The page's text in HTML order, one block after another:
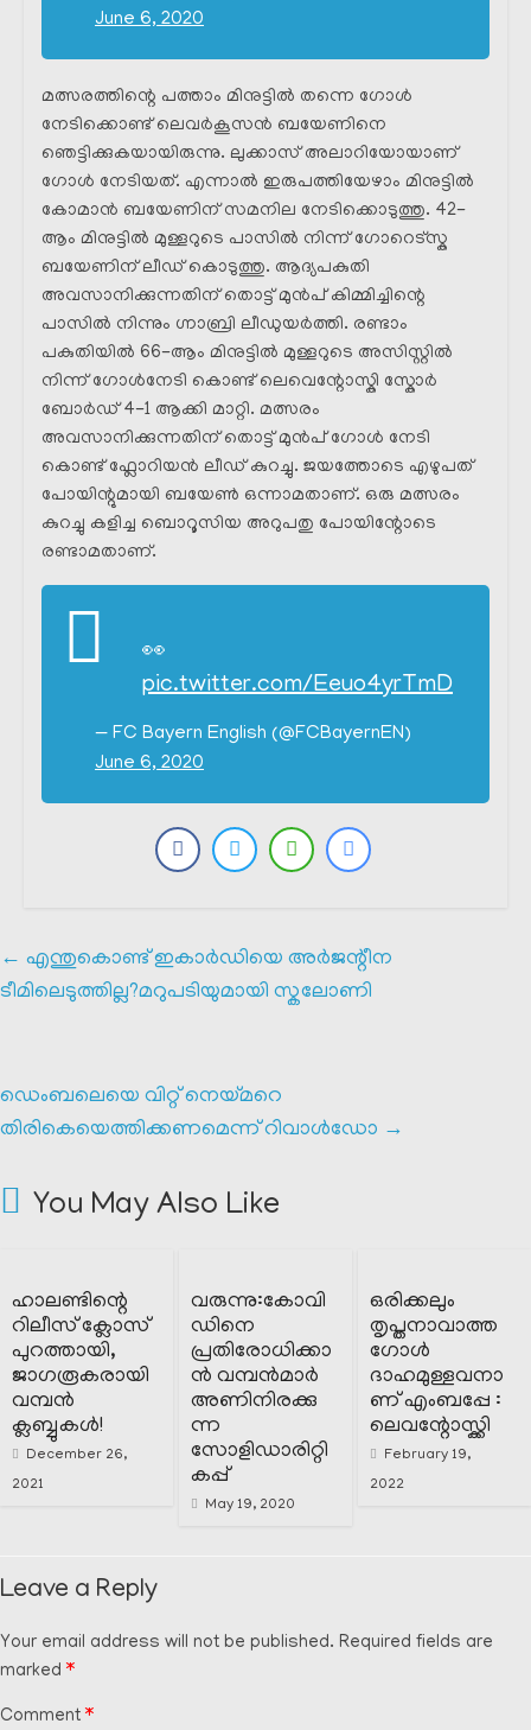
June 6, 2020
മത്സരത്തിന്റെ പത്താം മിനുട്ടിൽ തന്നെ ഗോൾ
നേടിക്കൊണ്ട് ലെവർകൂസൻ ബയേണിനെ
ഞെട്ടിക്കുകയായിരുന്നു. ലുക്കാസ് അലാറിയോയാണ്
ഗോൾ നേടിയത്. എന്നാൽ ഇരുപത്തിയേഴാം മിനുട്ടിൽ
കോമാൻ ബയേണിന് സമനില നേടിക്കൊടുത്തു. 42-
ആം മിനുട്ടിൽ മുള്ളറുടെ പാസിൽ നിന്ന് ഗോറെട്സ്ക
ബയേണിന് ലീഡ് കൊടുത്തു. ആദ്യപകുതി
അവസാനിക്കുന്നതിന് തൊട്ട് മുൻപ് കിമ്മിച്ചിന്റെ
പാസിൽ നിന്നും ഗ്നാബ്രി ലീഡുയർത്തി. രണ്ടാം
പകുതിയിൽ 66-ആം മിനുട്ടിൽ മുള്ളറുടെ അസിസ്റ്റിൽ
നിന്ന് ഗോൾനേടി കൊണ്ട് ലെവെന്റോസ്കി സ്കോർ
ബോർഡ് 4-1 ആക്കി മാറ്റി. മത്സരം
അവസാനിക്കുന്നതിന് തൊട്ട് മുൻപ് ഗോൾ നേടി
കൊണ്ട് ഫ്ലോറിയൻ ലീഡ് കുറച്ചു. ജയത്തോടെ എഴുപത്
പോയിന്റുമായി ബയേൺ ഒന്നാമതാണ്. ഒരു മത്സരം
കുറച്ചു കളിച്ച ബൊറൂസിയ അറുപതു പോയിന്റോടെ
രണ്ടാമതാണ്.
👀
pic.twitter.com/Eeuo4yrTmD
— FC Bayern English (@FCBayernEN)
June 6, 2020
← എന്തുകൊണ്ട് ഇകാർഡിയെ അർജന്റീന
ടീമിലെടുത്തില്ല?മറുപടിയുമായി സ്കലോണി
ഡെംബലെയെ വിറ്റ് നെയ്മറെ
തിരികെയെത്തിക്കണമെന്ന് റിവാൾഡോ →
You May Also Like
ഹാലണ്ടിന്റെ
റിലീസ് ക്ലോസ്
പുറത്തായി,
ജാഗരൂകരായി
വമ്പൻ
ക്ലബ്ബുകൾ!
December 26,
2021
വരുന്നു:കോവി
ഡിനെ
പ്രതിരോധിക്കാ
ൻ വമ്പൻമാർ
അണിനിരക്കു
ന്ന
സോളിഡാരിറ്റി
കപ്പ്‌
May 19, 2020
ഒരിക്കലും
തൃപ്തനാവാത്ത
ഗോൾ
ദാഹമുള്ളവനാ
ണ് എംബപ്പേ :
ലെവന്റോസ്ക്കി
February 19,
2022
Leave a Reply
Your email address will not be published. Required fields are
marked *
Comment *